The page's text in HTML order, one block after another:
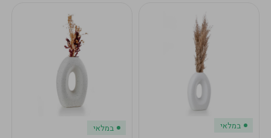
במלאי במלאי